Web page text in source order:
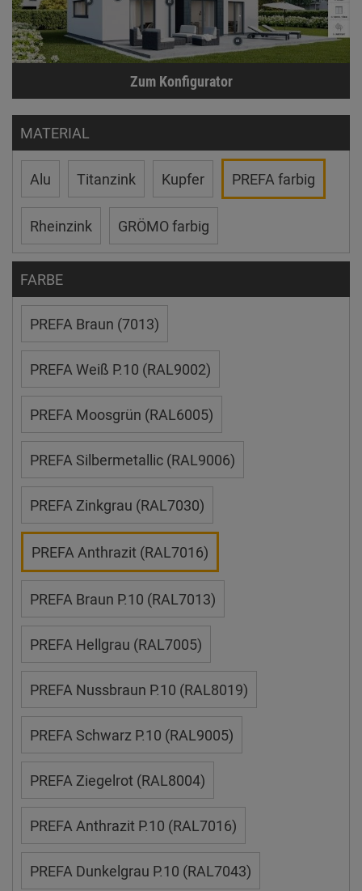
Zum Konfigurator
MATERIAL
Alu Titanzink Kupfer PREFA farbig
Rheinzink GRÖMO farbig
FARBE
PREFA Braun (7013)
PREFA Weiß P.10 (RAL9002)
PREFA Moosgrün (RAL6005)
PREFA Silbermetallic (RAL9006)
PREFA Zinkgrau (RAL7030)
PREFA Anthrazit (RAL7016)
PREFA Braun P.10 (RAL7013)
PREFA Hellgrau (RAL7005)
PREFA Nussbraun P.10 (RAL8019)
PREFA Schwarz P.10 (RAL9005)
PREFA Ziegelrot (RAL8004)
PREFA Anthrazit P.10 (RAL7016)
PREFA Dunkelgrau P.10 (RAL7043)